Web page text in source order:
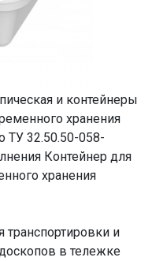
и контейнеры
хранения
32.50.50-058-
Контейнер для
хранения
транспортировки и
в тележке